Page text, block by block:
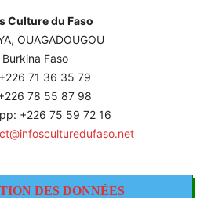
Culture du Faso
OUAGADOUGOU
Burkina Faso
71 36 35 79
78 55 87 98
+226 75 59 72 16
DES DONNÉES